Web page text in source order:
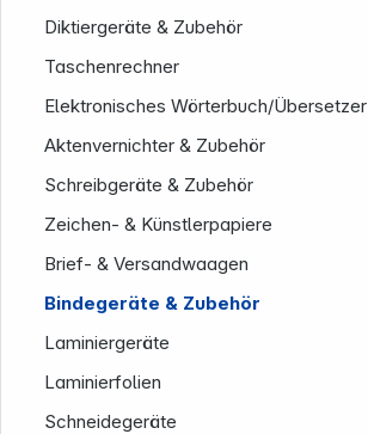
Diktiergeräte & Zubehör
Taschenrechner
Elektronisches Wörterbuch/Übersetzer
Aktenvernichter & Zubehör
Schreibgeräte & Zubehör
Zeichen- & Künstlerpapiere
Brief- & Versandwaagen
Bindegeräte & Zubehör
Laminiergeräte
Laminierfolien
Schneidegeräte
Unternehmen